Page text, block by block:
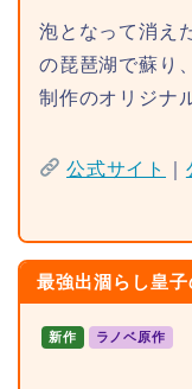
泡となって消え
の琵琶湖で蘇り
制作のオリジナ
公式サイト
最強出涸らし皇
新作 ラノベ原作